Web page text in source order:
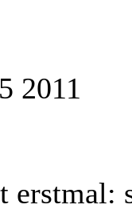
2011
erstmal: